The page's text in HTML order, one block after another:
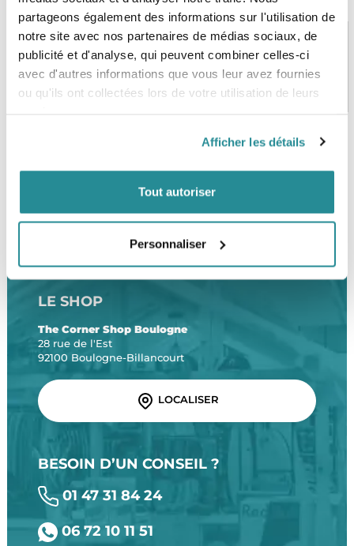
partageons également des informations sur l'utilisation de
notre site avec nos partenaires de médias sociaux, de
publicité et d'analyse, qui peuvent combiner celles-ci
avec d'autres informations que vous leur avez fournies
ou qu'ils ont collectées lors de votre utilisation de leurs
Afficher les détails
Tout autoriser
Personnaliser
PAIEMENT SÉCURISÉ
CB, VISA, Mastercard, ALMA
STOCK EN TEMPS RÉEL
Plus de 5000 produits en stock
LE SHOP
The Corner Shop Boulogne
28 rue de l'Est
92100 Boulogne-Billancourt
LOCALISER
BESOIN D’UN CONSEIL ?
01 47 31 84 24
06 72 10 11 51